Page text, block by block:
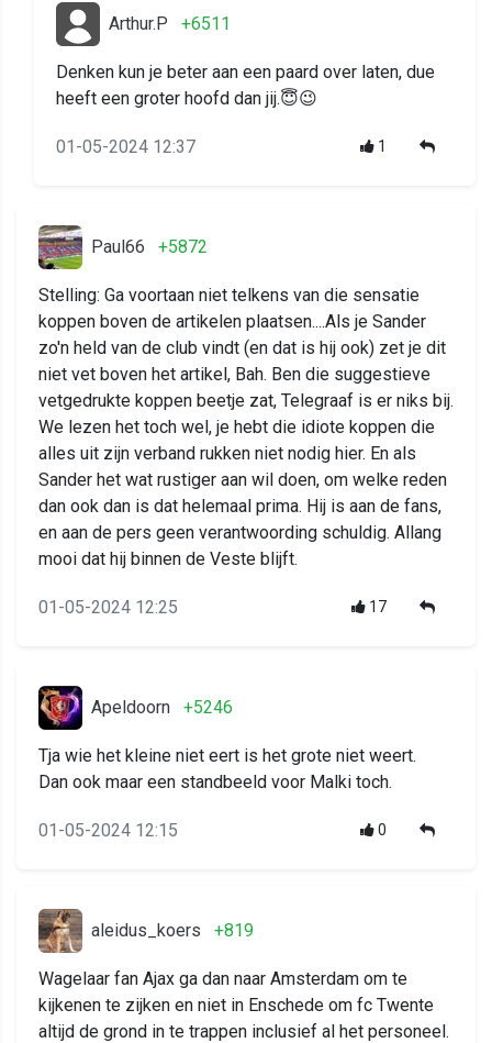
Arthur.P +6511
Denken kun je beter aan een paard over laten, due
heeft een groter hoofd dan jij.😇😉
01-05-2024 12:37 1
Paul66 +5872
Stelling: Ga voortaan niet telkens van die sensatie
koppen boven de artikelen plaatsen....Als je Sander
zo'n held van de club vindt (en dat is hij ook) zet je dit
niet vet boven het artikel, Bah. Ben die suggestieve
vetgedrukte koppen beetje zat, Telegraaf is er niks bij.
We lezen het toch wel, je hebt die idiote koppen die
alles uit zijn verband rukken niet nodig hier. En als
Sander het wat rustiger aan wil doen, om welke reden
dan ook dan is dat helemaal prima. Hij is aan de fans,
en aan de pers geen verantwoording schuldig. Allang
mooi dat hij binnen de Veste blijft.
01-05-2024 12:25 17
Apeldoorn +5246
Tja wie het kleine niet eert is het grote niet weert.
Dan ook maar een standbeeld voor Malki toch.
01-05-2024 12:15 0
aleidus_koers +819
Wagelaar fan Ajax ga dan naar Amsterdam om te
kijkenen te zijken en niet in Enschede om fc Twente
altijd de grond in te trappen inclusief al het personeel.